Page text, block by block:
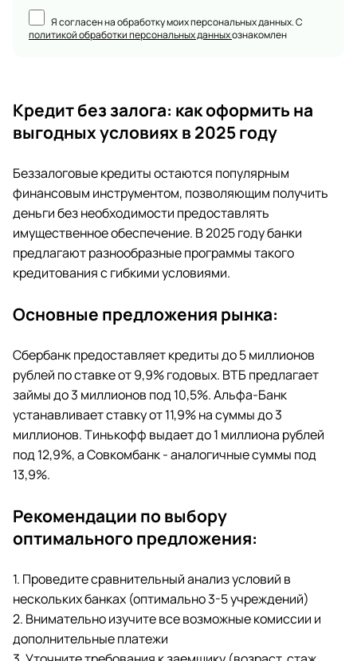
Я согласен на обработку моих персональных данных. С
политикой обработки персональных данныхознакомлен
Кредит без залога: как оформить на
выгодных условиях в 2025 году
Беззалоговые кредиты остаются популярным
финансовым инструментом, позволяющим получить
деньги без необходимости предоставлять
имущественное обеспечение. В 2025 году банки
предлагают разнообразные программы такого
кредитования с гибкими условиями.
Основные предложения рынка:
Сбербанк предоставляет кредиты до 5 миллионов
рублей по ставке от 9,9% годовых. ВТБ предлагает
займы до 3 миллионов под 10,5%. Альфа-Банк
устанавливает ставку от 11,9% на суммы до 3
миллионов. Тинькофф выдает до 1 миллиона рублей
под 12,9%, а Совкомбанк - аналогичные суммы под
13,9%.
Рекомендации по выбору
оптимального предложения:
1. Проведите сравнительный анализ условий в
нескольких банках (оптимально 3-5 учреждений)
2. Внимательно изучите все возможные комиссии и
дополнительные платежи